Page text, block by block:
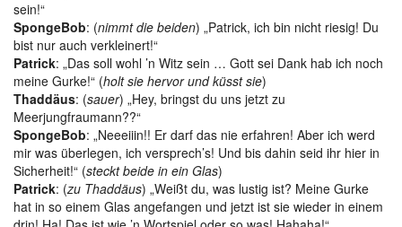
sein!“
SpongeBob: (nimmt die beiden) „Patrick, ich bin nicht riesig! Du
bist nur auch verkleinert!“
Patrick: „Das soll wohl ’n Witz sein … Gott sei Dank hab ich noch
meine Gurke!“ (holt sie hervor und küsst sie)
Thaddäus: (sauer) „Hey, bringst du uns jetzt zu
Meerjungfraumann??“
SpongeBob: „Neeeiiin!! Er darf das nie erfahren! Aber ich werd
mir was überlegen, ich versprech’s! Und bis dahin seid ihr hier in
Sicherheit!“ (steckt beide in ein Glas)
Patrick: (zu Thaddäus) „Weißt du, was lustig ist? Meine Gurke
hat in so einem Glas angefangen und jetzt ist sie wieder in einem